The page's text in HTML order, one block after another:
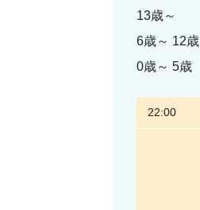
13歳～
6歳～ 12歳
0歳～ 5歳
22:00